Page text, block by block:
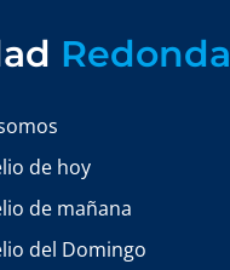
Redonda
de hoy
de mañana
del Domingo